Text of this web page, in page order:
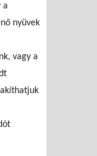
a
nyüvek
vagy a